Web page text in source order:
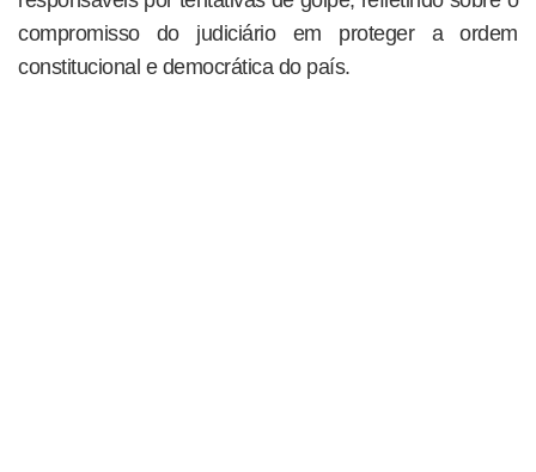
compromisso do judiciário em proteger a ordem
constitucional e democrática do país.